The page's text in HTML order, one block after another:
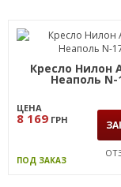
Кресло Нилон
Неаполь N-
ЦЕНА
8 169 ГРН
ПОД ЗАКАЗ